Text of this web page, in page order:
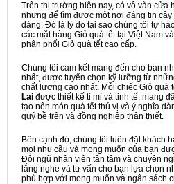
Trên thị trường hiện nay, có vô vàn cửa
nhưng để tìm được một nơi đáng tin
dàng. Đó là lý do tại sao chúng tôi tự
các mặt hàng Giỏ quà tết tại Việt Nam
phân phối Giỏ quà tết cao cấp.
Chúng tôi cam kết mang đến cho bạn
nhất, được tuyển chọn kỹ lưỡng từ
chất lượng cao nhất. Mỗi chiếc Giỏ quà
Lai được thiết kế tỉ mỉ và tinh tế, mang
tạo nên món quà tết thú vị và ý nghĩa
quý bề trên và đồng nghiệp thân thiết.
Bên cạnh đó, chúng tôi luôn đặt khách
mọi nhu cầu và mong muốn của bạn
Đội ngũ nhân viên tận tâm và chuyên
lắng nghe và tư vấn cho bạn lựa chọn
phù hợp với mong muốn và ngân sách